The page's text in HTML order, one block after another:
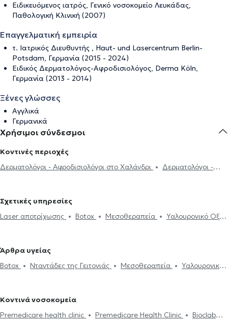
Ειδικευόμενος ιατρός, Γενικό νοσοκομείο Λευκάδας,
Παθολογική Κλινική (2007)
Επαγγελματική εμπειρία
τ. Ιατρικός Διευθυντής , Haut- und Lasercentrum Berlin-
Potsdam, Γερμανία (2015 - 2024)
Ειδικός Δερματολόγος-Αφροδισιολόγος, Derma Köln,
Γερμανία (2013 - 2014)
Ξένες γλώσσες
Αγγλικά
Γερμανικά
Χρήσιμοι σύνδεσμοι
Κοντινές περιοχές
Δερματολόγοι - Αφροδισιολόγοι στο Χαλάνδρι
Δερματολόγοι -
Δερματολόγοι - Αφροδισιολόγοι στους Αμπελόκηπους
Δερματολόγοι - Αφροδισιολόγοι στην Αγία Παρασκευή
Μαβίλη
Δερματολόγοι - Αφροδισιολόγοι στο Γαλάτσι
Αφροδισιολόγοι στην Κυψέλη
Νέα Ιωνία
Δερματολόγοι - Αφροδισιολόγοι στα Ιλίσια
Σχετικές υπηρεσίες
Laser αποτρίχωσης
Botox Μεσοθεραπεία
Υαλουρονικό Οξύ -
σμηγματορροϊκής δερματίτιδας
Ιατρικές βεβαιώσεις
Πιστοποιητικά υγείας για εργασία
Άρθρα υγείας
Botox
Νταντάδες της Γειτονιάς Μεσοθεραπεία
Υαλουρονικό
μεταδιδόμενα νοσήματα (ΣΜΝ)
Ακμής
Laser αποτρίχωσης Έκζεμα
Ψωρίαση
Κοντινά νοσοκομεία
Premedicare health clinic
Premedicare Health Clinic
Bioclab